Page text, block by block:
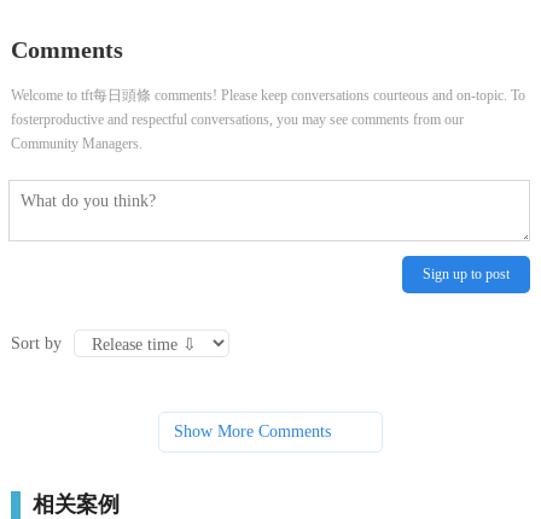
Comments
Welcome to tft每日頭條 comments! Please keep conversations courteous and on-topic. To
fosterproductive and respectful conversations, you may see comments from our
Community Managers.
Sign up to post
Sort by
Show More Comments
相关案例